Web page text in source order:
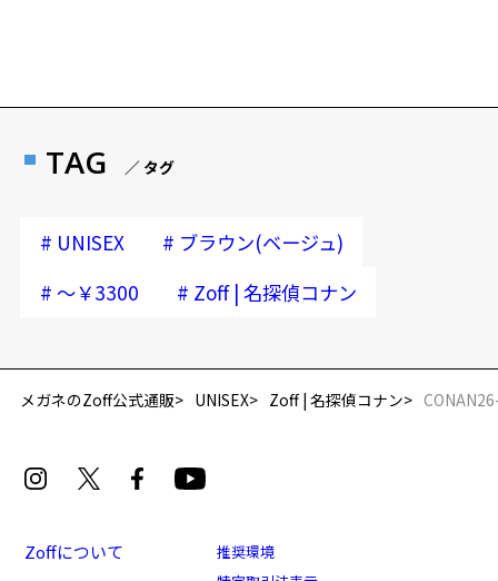
※柄や色味の出方に個体差があり、画像と異なる場合がございます。
ます。
＜予約時の注意事項＞
・当商品は予約商品のため、通常商品又は他の予約商品と同時購入で
ません。
せん。また、送料は各ご注文ごとに発生いたしますので、ご了承くだ
＜お支払い方法について＞
商品不良により生じた破損等の不具合は、お渡し
日または発送日より１年間修理又は交換させて頂
延長されません。
安心2 視力測定無料
フレームの歪みやかかり具合の調整・クリーニン
す。
TAG ／ タグ
# UNISEX # ブラウン(ベージュ)
# ～￥3300 # Zoff | 名探偵コナン
メガネのZoff公式通販 UNISEX Zoff | 名探偵コナン
Zoffについて
推奨環境